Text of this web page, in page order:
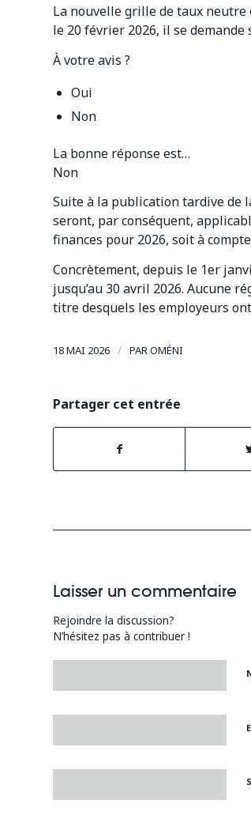
La nouvelle grille de taux
le 20 février 2026, il se
À votre avis ?
Oui
Non
La bonne réponse est…
Non
Suite à la publication tardive de
seront, par conséquent,
finances pour 2026, soit à
Concrètement, depuis le 1er
jusqu’au 30 avril 2026. Aucune
titre desquels les employeurs
18 MAI 2026 / PAROMÉNI
Partager cet entrée
Laisser un commentaire
Rejoindre la discussion?
N’hésitez pas à contribuer !